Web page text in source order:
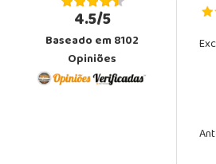
4.5/5
Baseado em 8102
Opiniões